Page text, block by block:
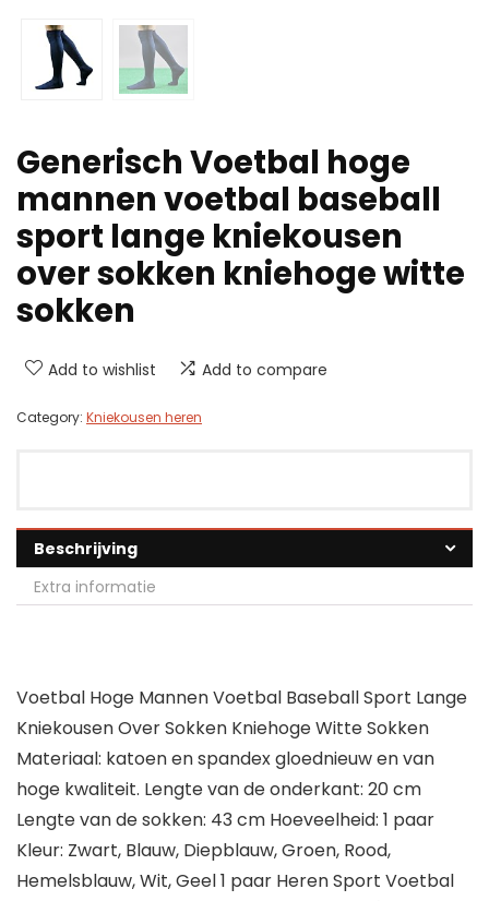
Generisch Voetbal hoge
mannen voetbal baseball
sport lange kniekousen
over sokken kniehoge witte
sokken
Add to wishlist Add to compare
Category: Kniekousen heren
Beschrijving
Extra informatie
Voetbal Hoge Mannen Voetbal Baseball Sport Lange
Kniekousen Over Sokken Kniehoge Witte Sokken
Materiaal: katoen en spandex gloednieuw en van
hoge kwaliteit. Lengte van de onderkant: 20 cm
Lengte van de sokken: 43 cm Hoeveelheid: 1 paar
Kleur: Zwart, Blauw, Diepblauw, Groen, Rood,
Hemelsblauw, Wit, Geel 1 paar Heren Sport Voetbal